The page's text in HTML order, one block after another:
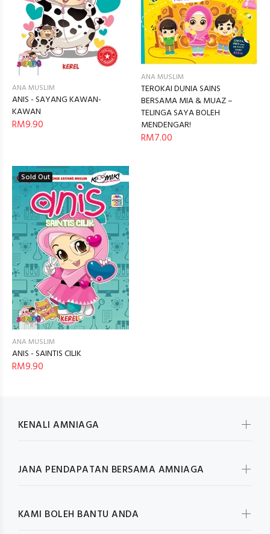
ANA MUSLIM
ANIS - SAYANG KAWAN-
KAWAN
RM9.90
ANA MUSLIM
TEROKAI DUNIA SAINS
BERSAMA MIA & MUAZ –
TELINGA SAYA BOLEH
MENDENGAR!
RM7.00
Sold Out
ANA MUSLIM
ANIS - SAINTIS CILIK
RM9.90
KENALI AMNIAGA
JANA PENDAPATAN BERSAMA AMNIAGA
KAMI BOLEH BANTU ANDA